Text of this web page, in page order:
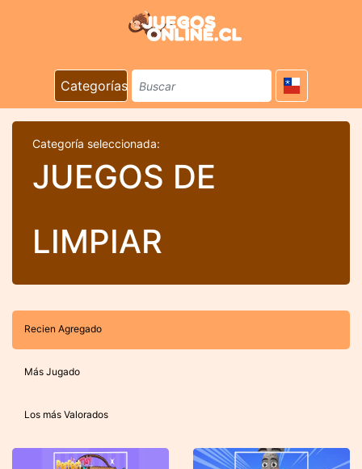
Categorías
Categoría seleccionada:
JUEGOS DE
LIMPIAR
Recien Agregado
Más Jugado
Los más Valorados